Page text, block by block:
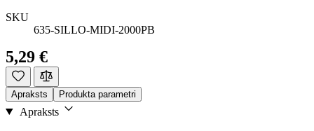
SKU
635-SILLO-MIDI-2000PB
5,29 €
Apraksts Produkta parametri
Apraksts